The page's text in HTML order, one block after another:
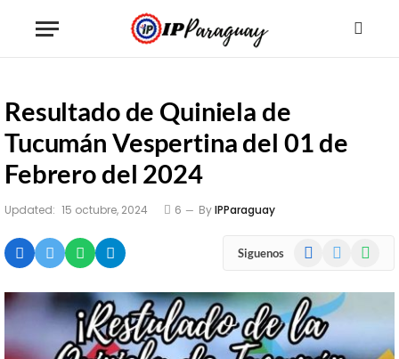
Resultado de Quiniela de
Tucumán Vespertina del 01 de
Febrero del 2024
Updated: 15 octubre, 2024 6 ByIPParaguay
Siguenos Facebook